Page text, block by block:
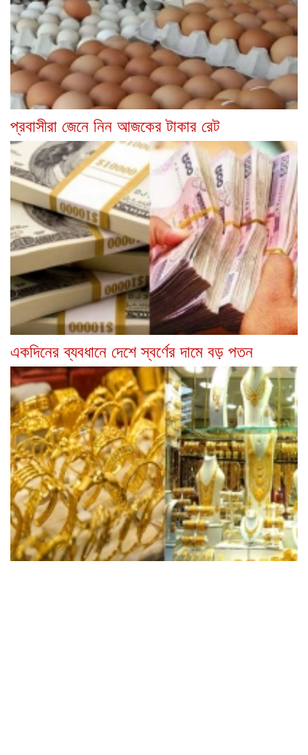
প্রবাসীরা জেনে নিন আজকের টাকার রেট
একদিনের ব্যবধানে দেশে স্বর্ণের দামে বড় পতন